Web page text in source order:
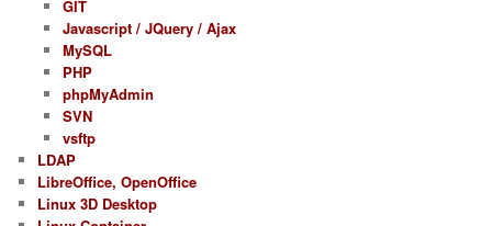
GIT
Javascript / JQuery / Ajax
MySQL
PHP
phpMyAdmin
SVN
vsftp
LDAP
LibreOffice, OpenOffice
Linux 3D Desktop